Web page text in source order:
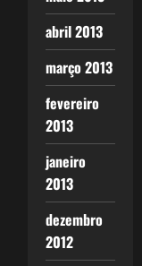
abril 2013
março 2013
fevereiro
2013
janeiro
2013
dezembro
2012